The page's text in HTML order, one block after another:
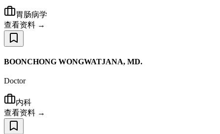
胃肠病学
查看资料 →
BOONCHONG WONGWATJANA, MD.
Doctor
内科
查看资料 →